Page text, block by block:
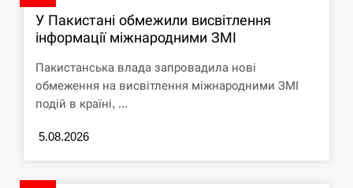
У Пакистані обмежили висвітлення
інформації міжнародними ЗМІ
Пакистанська влада запровадила нові
обмеження на висвітлення міжнародними ЗМІ
подій в країні, ...
5.08.2026